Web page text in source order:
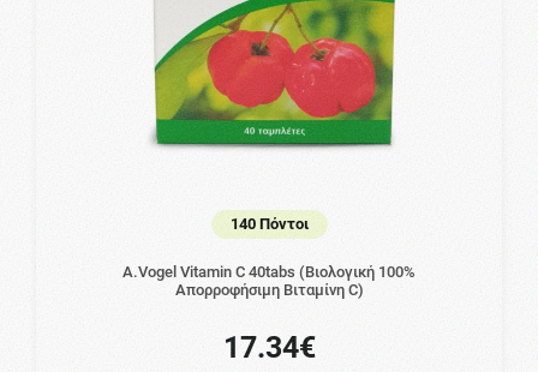
140 Πόντοι
A.Vogel Vitamin C 40tabs (Βιολογική 100%
Απορροφήσιμη Βιταμίνη C)
17.34€